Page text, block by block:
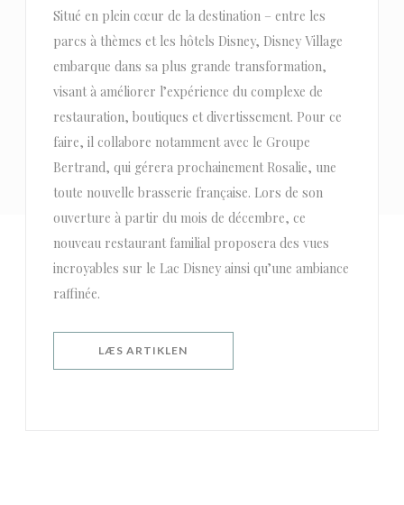
Situé en plein cœur de la destination – entre les
parcs à thèmes et les hôtels Disney, Disney Village
embarque dans sa plus grande transformation,
visant à améliorer l’expérience du complexe de
restauration, boutiques et divertissement. Pour ce
faire, il collabore notamment avec le Groupe
Bertrand, qui gérera prochainement Rosalie, une
toute nouvelle brasserie française. Lors de son
ouverture à partir du mois de décembre, ce
nouveau restaurant familial proposera des vues
incroyables sur le Lac Disney ainsi qu’une ambiance
raffinée.
LÆS ARTIKLEN